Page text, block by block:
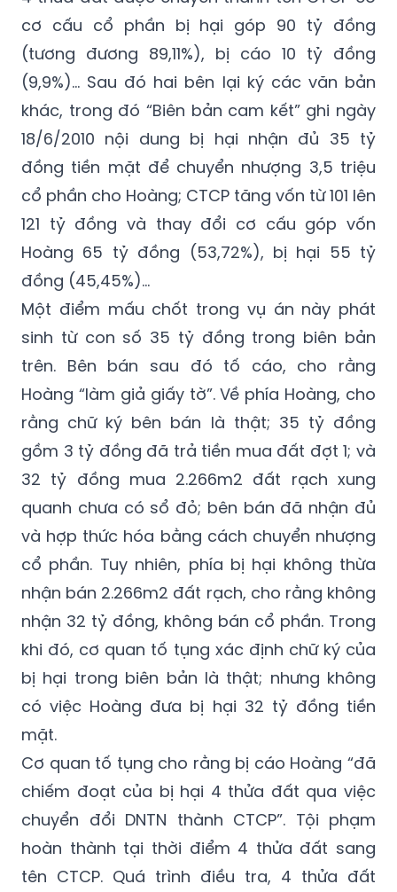
cơ cấu cổ phần bị hại góp 90 tỷ đồng
(tương đương 89,11%), bị cáo 10 tỷ đồng
(9,9%)... Sau đó hai bên lại ký các văn bản
khác, trong đó “Biên bản cam kết” ghi ngày
18/6/2010 nội dung bị hại nhận đủ 35 tỷ
đồng tiền mặt để chuyển nhượng 3,5 triệu
cổ phần cho Hoàng; CTCP tăng vốn từ 101 lên
121 tỷ đồng và thay đổi cơ cấu góp vốn
Hoàng 65 tỷ đồng (53,72%), bị hại 55 tỷ
đồng (45,45%)...
Một điểm mấu chốt trong vụ án này phát
sinh từ con số 35 tỷ đồng trong biên bản
trên. Bên bán sau đó tố cáo, cho rằng
Hoàng “làm giả giấy tờ”. Về phía Hoàng, cho
rằng chữ ký bên bán là thật; 35 tỷ đồng
gồm 3 tỷ đồng đã trả tiền mua đất đợt 1; và
32 tỷ đồng mua 2.266m2 đất rạch xung
quanh chưa có sổ đỏ; bên bán đã nhận đủ
và hợp thức hóa bằng cách chuyển nhượng
cổ phần. Tuy nhiên, phía bị hại không thừa
nhận bán 2.266m2 đất rạch, cho rằng không
nhận 32 tỷ đồng, không bán cổ phần. Trong
khi đó, cơ quan tố tụng xác định chữ ký của
bị hại trong biên bản là thật; nhưng không
có việc Hoàng đưa bị hại 32 tỷ đồng tiền
mặt.
Cơ quan tố tụng cho rằng bị cáo Hoàng “đã
chiếm đoạt của bị hại 4 thửa đất qua việc
chuyển đổi DNTN thành CTCP”. Tội phạm
hoàn thành tại thời điểm 4 thửa đất sang
tên CTCP. Quá trình điều tra, 4 thửa đất